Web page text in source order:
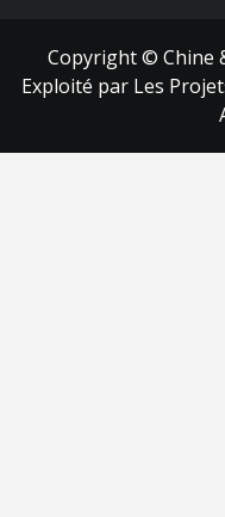
Copyright © Chine
Exploité par Les